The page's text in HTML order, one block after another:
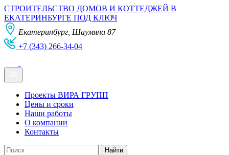
СТРОИТЕЛЬСТВО ДОМОВ И КОТТЕДЖЕЙ В
ЕКАТЕРИНБУРГЕ ПОД КЛЮЧ
Екатеринбург, Шаумяна 87
+7 (343) 266-34-04
Проекты ВИРА ГРУПП
Цены и сроки
Наши работы
О компании
Контакты